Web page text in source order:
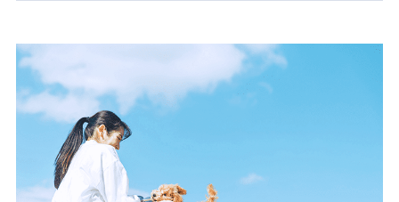
スマートプラス少額短期保険株式会社
（https://www.smartplus-insurance.com/）
チューリッヒ少額短期保険株式会社
(https://www.zurichssi.co.jp/)
Tokio Marine X少額短期保険株式会社
(https://www.tokiomarine-x.co.jp/)
ペットメディカルサポート株式会社
(https://pshoken.co.jp/)